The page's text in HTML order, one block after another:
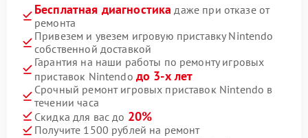
Бесплатная диагностика даже при отказе от
ремонта
Привезем и увезем игровую приставку Nintendo
собственной доставкой
Гарантия на наши работы по ремонту игровых
приставок Nintendo до 3-х лет
Срочный ремонт игровых приставок Nintendo в
течении часа
Скидка для вас до 20%
Получите 1500 рублей на ремонт